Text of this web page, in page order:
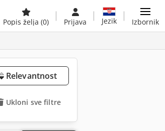
Popis želja (0) Prijava Jezik Izbornik
Relevantnost
Ukloni sve filtre